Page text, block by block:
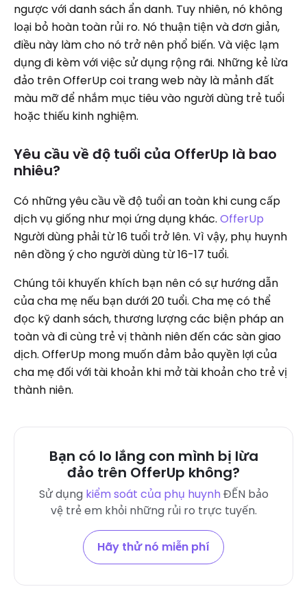
ngược với danh sách ẩn danh. Tuy nhiên, nó không
loại bỏ hoàn toàn rủi ro. Nó thuận tiện và đơn giản,
điều này làm cho nó trở nên phổ biến. Và việc lạm
dụng đi kèm với việc sử dụng rộng rãi. Những kẻ lừa
đảo trên OfferUp coi trang web này là mảnh đất
màu mỡ để nhắm mục tiêu vào người dùng trẻ tuổi
hoặc thiếu kinh nghiệm.
Yêu cầu về độ tuổi của OfferUp là bao
nhiêu?
Có những yêu cầu về độ tuổi an toàn khi cung cấp
dịch vụ giống như mọi ứng dụng khác. OfferUp
Người dùng phải từ 16 tuổi trở lên. Vì vậy, phụ huynh
nên đồng ý cho người dùng từ 16-17 tuổi.
Chúng tôi khuyến khích bạn nên có sự hướng dẫn
của cha mẹ nếu bạn dưới 20 tuổi. Cha mẹ có thể
đọc kỹ danh sách, thương lượng các biện pháp an
toàn và đi cùng trẻ vị thành niên đến các sàn giao
dịch. OfferUp mong muốn đảm bảo quyền lợi của
cha mẹ đối với tài khoản khi mở tài khoản cho trẻ vị
thành niên.
Bạn có lo lắng con mình bị lừa
đảo trên OfferUp không?
Sử dụng kiểm soát của phụ huynh ĐẾNbảo
vệ trẻ em khỏi những rủi ro trực tuyến.
Hãy thử nó miễn phí